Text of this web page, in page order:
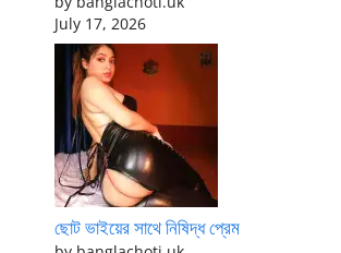
July 17, 2026
ছোট ভাইয়ের সাথে নিষিদ্ধ প্রেম